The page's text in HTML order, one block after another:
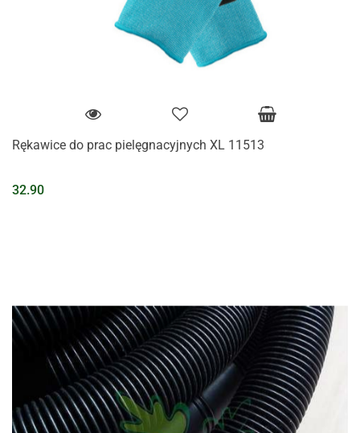
Rękawice do prac pielęgnacyjnych XL 11513
32.90